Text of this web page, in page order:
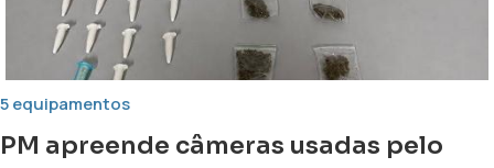
5 equipamentos
PM apreende câmeras usadas pelo